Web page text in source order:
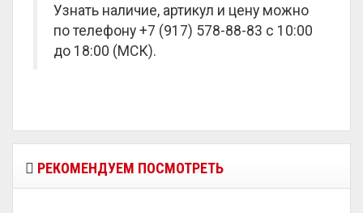
Узнать наличие, артикул и цену можно
по телефону +7 (917) 578-88-83 с 10:00
до 18:00 (МСК).
РЕКОМЕНДУЕМ ПОСМОТРЕТЬ